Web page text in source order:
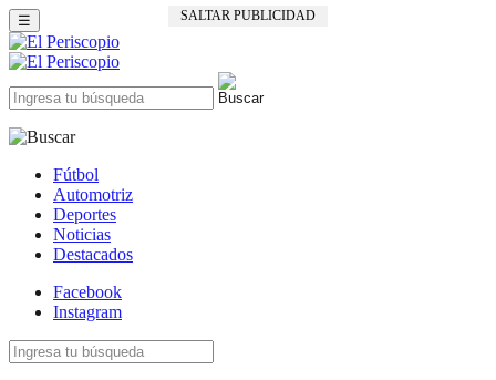
SALTAR PUBLICIDAD
☰
Fútbol
Automotriz
Deportes
Noticias
Destacados
Facebook
Instagram